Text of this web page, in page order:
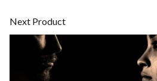
Next Product